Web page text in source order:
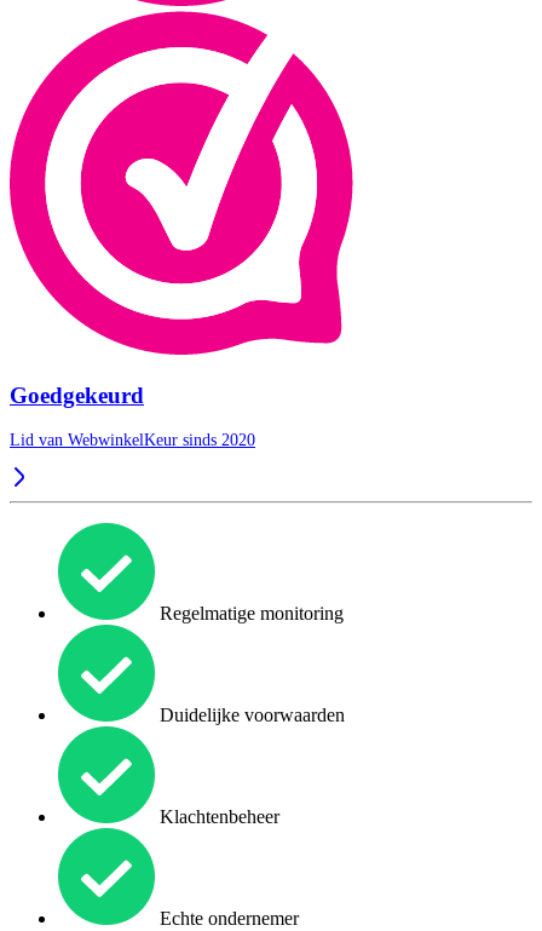
Goedgekeurd
Lid van WebwinkelKeur sinds 2020
Regelmatige monitoring
Duidelijke voorwaarden
Klachtenbeheer
Echte ondernemer